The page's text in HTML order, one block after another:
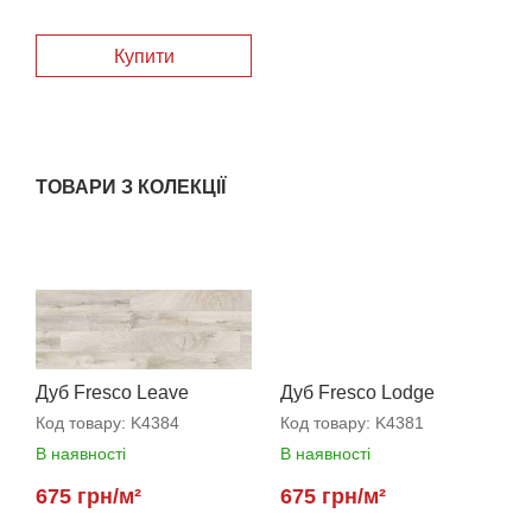
Купити
ТОВАРИ З КОЛЕКЦІЇ
Дуб Fresco Leave
Код товару: K4384
В наявності
675 грн/м²
Дуб Fresco Lodge
Код товару: K4381
В наявності
675 грн/м²